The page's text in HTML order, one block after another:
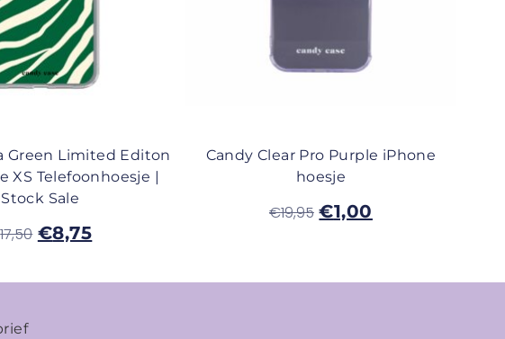
Green Limited Editon
XS Telefoonhoesje |
Stock Sale
17,50 €8,75
Candy Clear Pro Purple iPhone
hoesje
€19,95 €1,00